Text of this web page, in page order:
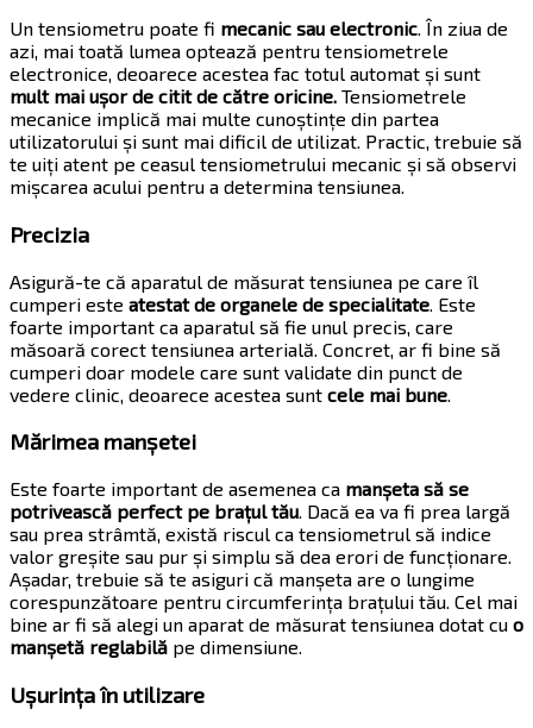
Un tensiometru poate fi mecanic sau electronic. În ziua de
azi, mai toată lumea optează pentru tensiometrele
electronice, deoarece acestea fac totul automat și sunt
mult mai ușor de citit de către oricine. Tensiometrele
mecanice implică mai multe cunoștințe din partea
utilizatorului și sunt mai dificil de utilizat. Practic, trebuie să
te uiți atent pe ceasul tensiometrului mecanic și să observi
mișcarea acului pentru a determina tensiunea.
Precizia
Asigură-te că aparatul de măsurat tensiunea pe care îl
cumperi este atestat de organele de specialitate . Este
foarte important ca aparatul să fie unul precis, care
măsoară corect tensiunea arterială. Concret, ar fi bine să
cumperi doar modele care sunt validate din punct de
vedere clinic, deoarece acestea sunt cele mai bune
Mărimea manșetei
Este foarte important de asemenea ca manșeta să se
potrivească perfect pe brațul tău. Dacă ea va fi prea largă
sau prea strâmtă, există riscul ca tensiometrul să indice
valor greșite sau pur și simplu să dea erori de funcționare.
Așadar, trebuie să te asiguri că manșeta are o lungime
corespunzătoare pentru circumferința brațului tău. Cel mai
bine ar fi să alegi un aparat de măsurat tensiunea dotat cu o
manșetă reglabilă pe dimensiune.
Ușurința în utilizare